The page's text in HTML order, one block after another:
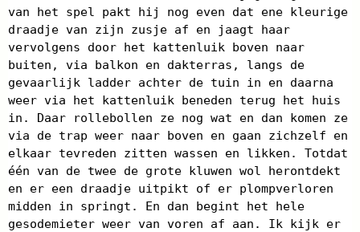
van het spel pakt hij nog even dat ene kleurige
draadje van zijn zusje af en jaagt haar
vervolgens door het kattenluik boven naar
buiten, via balkon en dakterras, langs de
gevaarlijk ladder achter de tuin in en daarna
weer via het kattenluik beneden terug het huis
in. Daar rollebollen ze nog wat en dan komen ze
via de trap weer naar boven en gaan zichzelf en
elkaar tevreden zitten wassen en likken. Totdat
één van de twee de grote kluwen wol herontdekt
en er een draadje uitpikt of er plompverloren
midden in springt. En dan begint het hele
gesodemieter weer van voren af aan. Ik kijk er